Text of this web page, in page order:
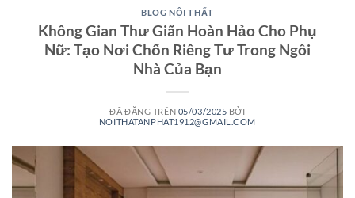
BLOG NỘI THẤT
Không Gian Thư Giãn Hoàn Hảo Cho Phụ
Nữ: Tạo Nơi Chốn Riêng Tư Trong Ngôi
Nhà Của Bạn
ĐÃ ĐĂNG TRÊN 05/03/2025 BỞI
NOITHATANPHAT1912@GMAIL.COM